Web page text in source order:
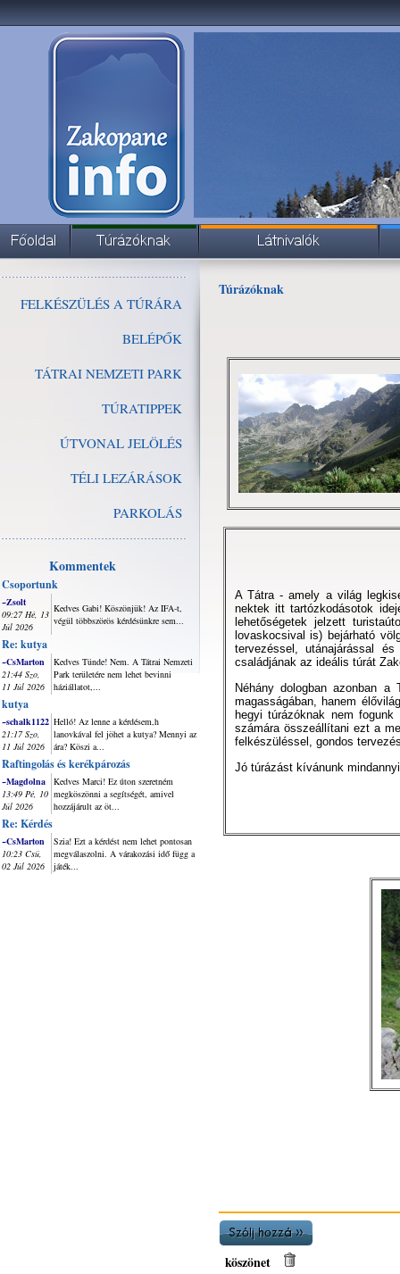
FELKÉSZÜLÉS A TÚRÁRA
BELÉPŐK
TÁTRAI NEMZETI PARK
TÚRATIPPEK
ÚTVONAL JELÖLÉS
TÉLI LEZÁRÁSOK
PARKOLÁS
Kommentek
Csoportunk
~Zsolt
09:27 Hé, 13
Júl 2026
Kedves Gabi! Köszönjük! Az IFA-t,
végül többszörös kérdésünkre sem...
Re: kutya
~CsMarton
21:44 Szo,
11 Júl 2026
Kedves Tünde! Nem. A Tátrai Nemzeti
Park területére nem lehet bevinni
háziállatot,...
kutya
~schalk1122
21:17 Szo,
11 Júl 2026
Helló! Az lenne a kérdésem,h
lanovkával fel jöhet a kutya? Mennyi az
ára? Köszi a...
Raftingolás és kerékpározás
~Magdolna
13:49 Pé, 10
Júl 2026
Kedves Marci! Ez úton szeretném
megköszönni a segítségét, amivel
hozzájárult az öt...
Re: Kérdés
~CsMarton
10:23 Csü,
02 Júl 2026
Szia! Ezt a kérdést nem lehet pontosan
megválaszolni. A várakozási idő függ a
játék...
Túrázóknak
A Tátra - amely a világ
nektek itt tartózkodásotok
lehetőségetek jelzett
lovaskocsival is) bejárható
tervezéssel, utánajárással
családjának az ideális túrát
Néhány dologban azonban
magasságában, hanem
hegyi túrázóknak nem
számára összeállítani ezt a
felkészüléssel, gondos
Jó túrázást kívánunk
köszönet